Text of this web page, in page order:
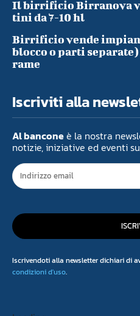
Il birrificio Birranova
tini da 7-10 hl
Birrificio vende
blocco o parti
rame
Iscriviti alla
Al banconeè la nostra
notizie, iniziative ed eventi
Iscrivendoti alla newsletter dichiari di
condizioni d'uso.